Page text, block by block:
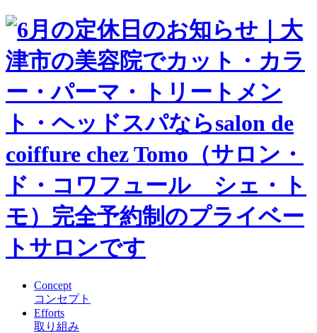
Concept
コンセプト
Efforts
取り組み